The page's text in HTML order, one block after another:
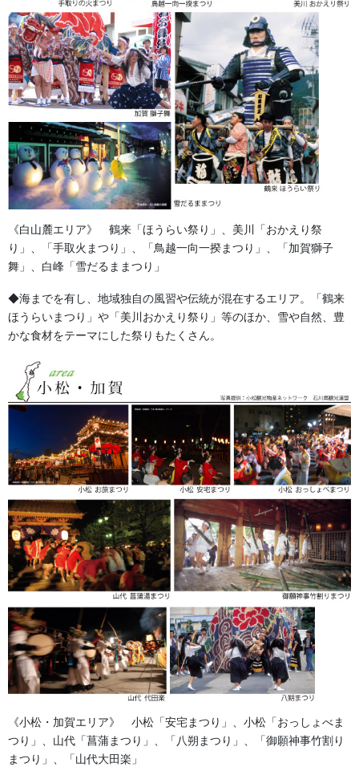
薄手の柔らかい木綿生地です。光沢があり高級感ある風合いがで
ます。
半纏や旗、暖簾、幕などにとても多く使用されている生地です。
【カツラギ】
柔らかく肌触りがいい素材。厚くて丈夫な綾織の木綿生地です。
神社奉納の大きなのぼり旗や暖簾、幕などに多く使用されていま
す。
【スラブ】
紬（所々に太糸が入る）織りの木綿生地です。
神社などの大きなのぼり旗や日除け幕などに多く使用されていま
す。
消防半纏などにも使用されています。
【帆布（はんぷ）】
とても丈夫な木綿生地です。とても厚さがあり硬い素材です。
屋外に強く、大型ののぼり旗や日除け幕などに多く使用されてい
【綿麻（めんあさ）】
夏用の生地として需要があります。とても麻が入っているため硬
く風通しが良い素材です。
夏用の半被・半纏や日よけ幕にもよく使用されている素材
金沢・祭りの森佐
お祭り衣装・お祭り用品のご相談は金沢・森佐へお気軽にお問
い合わせください。
伝統行事、お祭りで地域に笑顔を！！
《白山麓エリア》 鶴来「ほうらい祭り」、美川「おかえり祭
り」、「手取火まつり」、「鳥越一向一揆まつり」、「加賀獅子
舞」、白峰「雪だるままつり」
◆海までを有し、地域独自の風習や伝統が混在するエリア。「鶴来
ほうらいまつり」や「美川おかえり祭り」等のほか、雪や自然、豊
かな食材をテーマにした祭りもたくさん。
《小松・加賀エリア》 小松「安宅まつり」、小松「おっしょべま
つり」、山代「菖蒲まつり」、「八朔まつり」、「御願神事竹割り
まつり」、「山代大田楽」